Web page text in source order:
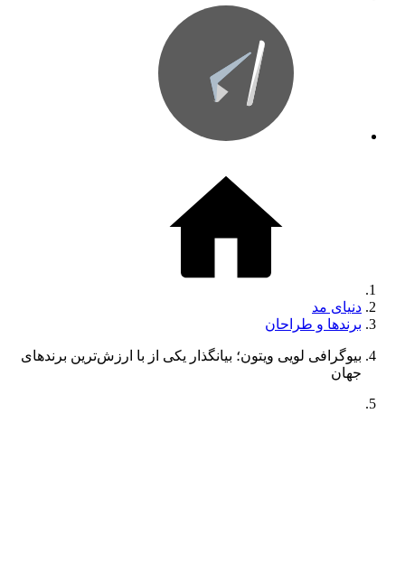
دنیای مد
برندها و طراحان
بیوگرافی لویی ویتون؛ بیانگذار یکی از با ارزش‌ترین برندهای
جهان